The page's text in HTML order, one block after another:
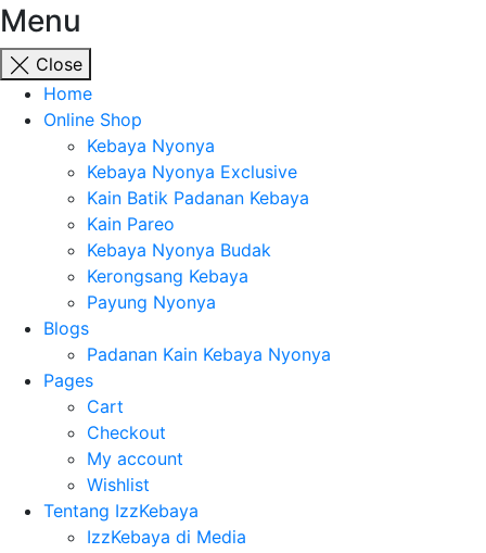
Menu
Close
Home
Online Shop
Kebaya Nyonya
Kebaya Nyonya Exclusive
Kain Batik Padanan Kebaya
Kain Pareo
Kebaya Nyonya Budak
Kerongsang Kebaya
Payung Nyonya
Blogs
Padanan Kain Kebaya Nyonya
Pages
Cart
Checkout
My account
Wishlist
Tentang IzzKebaya
IzzKebaya di Media